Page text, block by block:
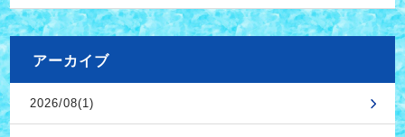
アーカイブ
2026/08(1)